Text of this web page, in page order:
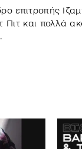
επιτροπής
και πολλά